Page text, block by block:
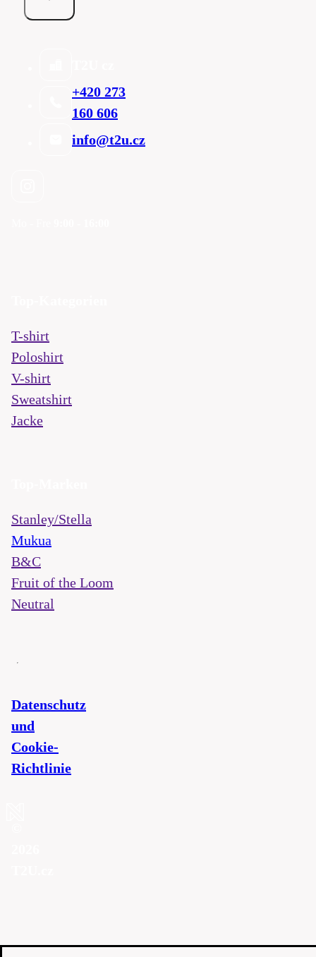
+420 273
160 606
info@t2u.cz
T-shirt
Poloshirt
V-shirt
Sweatshirt
Jacke
Stanley/Stella
Mukua
B&C
Fruit of the Loom
Neutral
Datenschutz
und
Cookie-
Richtlinie